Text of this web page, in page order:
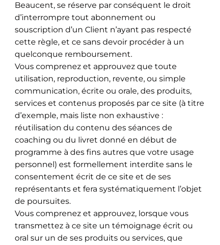
Beaucent, se réserve par conséquent le droit
d’interrompre tout abonnement ou
souscription d’un Client n’ayant pas respecté
cette règle, et ce sans devoir procéder à un
quelconque remboursement.
Vous comprenez et approuvez que toute
utilisation, reproduction, revente, ou simple
communication, écrite ou orale, des produits,
services et contenus proposés par ce site (à titre
d’exemple, mais liste non exhaustive :
réutilisation du contenu des séances de
coaching ou du livret donné en début de
programme à des fins autres que votre usage
personnel) est formellement interdite sans le
consentement écrit de ce site et de ses
représentants et fera systématiquement l’objet
de poursuites.
Vous comprenez et approuvez, lorsque vous
transmettez à ce site un témoignage écrit ou
oral sur un de ses produits ou services, que